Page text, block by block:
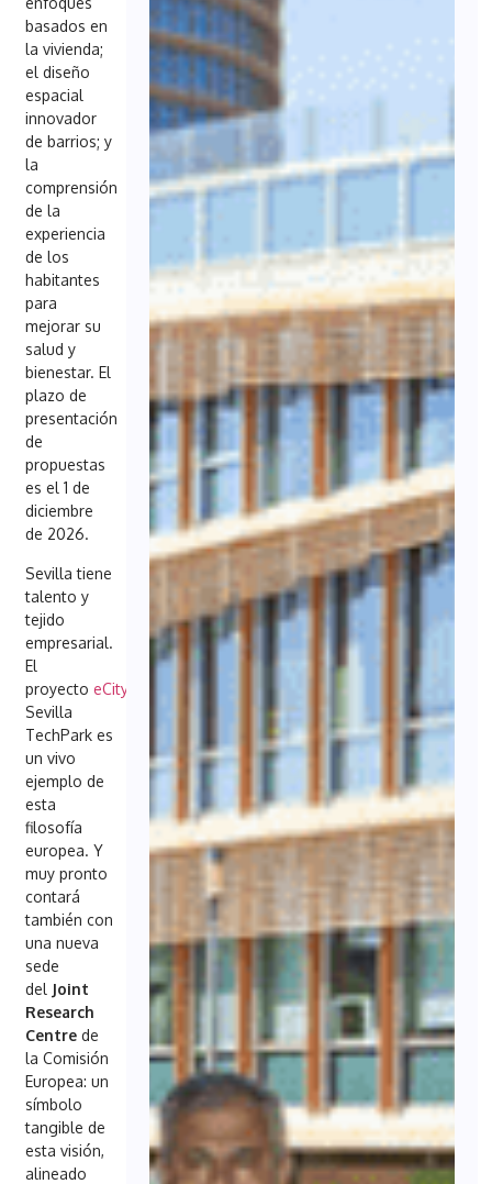
basados en
la vivienda;
el diseño
espacial
innovador
de barrios; y
la
comprensión
de la
experiencia
de los
habitantes
para
mejorar su
salud y
bienestar. El
plazo de
presentación
de
propuestas
es el 1 de
diciembre
de 2026.
Sevilla tiene
talento y
tejido
empresarial.
El
proyectoeCitySevilla
en
Sevilla
TechPark es
un vivo
ejemplo de
esta
filosofía
europea. Y
muy pronto
contará
también con
una nueva
sede
del Joint
Research
Centrede
la Comisión
Europea: un
símbolo
tangible de
esta visión,
alineado